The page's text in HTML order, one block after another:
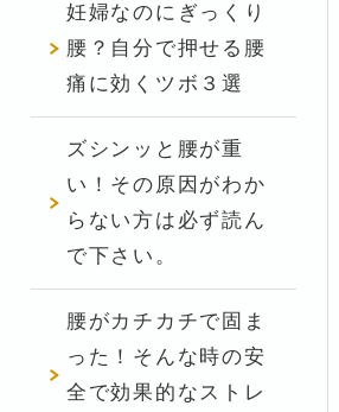
妊婦なのにぎっくり
腰？自分で押せる腰
痛に効くツボ３選
ズシンッと腰が重
い！その原因がわか
らない方は必ず読ん
で下さい。
腰がカチカチで固ま
った！そんな時の安
全で効果的なストレ